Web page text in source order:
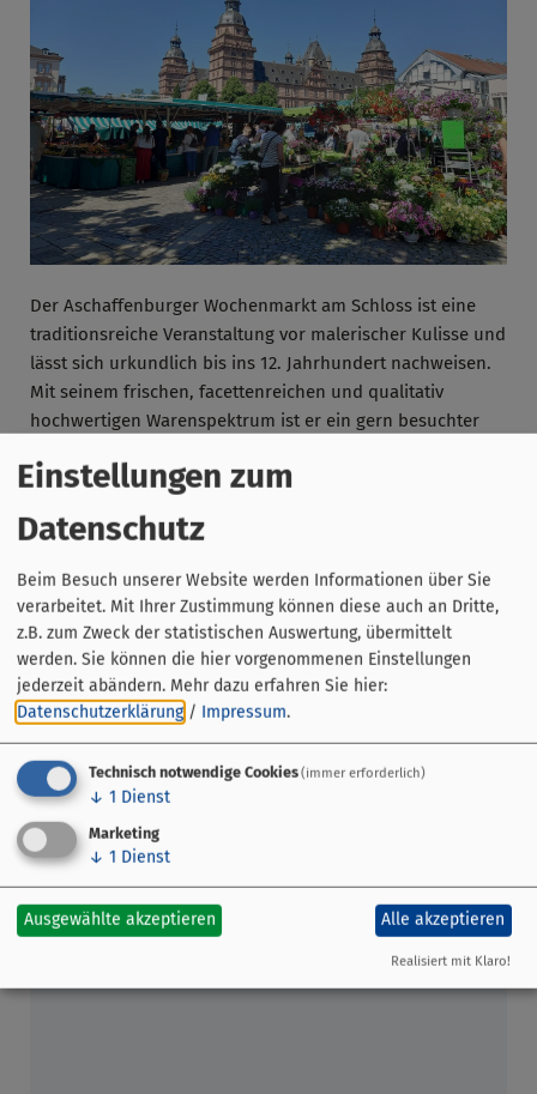
Der Aschaffenburger Wochenmarkt am Schloss ist eine
traditionsreiche Veranstaltung vor malerischer Kulisse und
lässt sich urkundlich bis ins 12. Jahrhundert nachweisen.
Mit seinem frischen, facettenreichen und qualitativ
hochwertigen Warenspektrum ist er ein gern besuchter
Samstag statt. Die Marktzeit beginnt um 7 Uhr und endet
Ihre Waren anbieten. In der Kernzeit von 8 bis 13.30 Uhr
bereit. Je nach Saison bietet der Markt ein vollständiges
Sortiment an Produkten: Obst, Gemüse, Spargel, Kräuter,
Oliven, Blumen, Pflanzen, Gestecke, Essig, Öl, Obstsäfte,
Bio-Produkte, Süßwasser- und Meeresfisch, Fleisch,
Wurst, Wildprodukte, Käse, Molkereiprodukte, Eier,
Nudeln, Antipasti, Brot und Gebäck, Weine, Destillate,
Brände, Liköre, Imkereiprodukte, Kaffee, Imbisse und
Snacks und vieles mehr.
Einstellungen zum
Datenschutz
Beim Besuch unserer Website werden Informationen über Sie
verarbeitet. Mit Ihrer Zustimmung können diese auch an Dritte,
z.B. zum Zweck der statistischen Auswertung, übermittelt
werden. Sie können die hier vorgenommenen Einstellungen
jederzeit abändern. Mehr dazu erfahren Sie hier:
Datenschutzerklärung / Impressum.
Technisch notwendige Cookies(immer erforderlich)
↓ 1 Dienst
Marketing
↓ 1 Dienst
Ausgewählte akzeptieren Alle akzeptieren
Realisiert mit Klaro!